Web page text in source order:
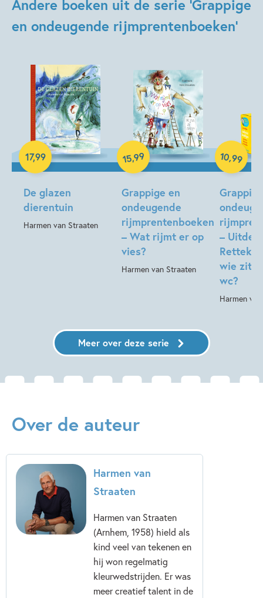
Kenmerken van dit boek
Beginnende lezer & AVI boeken
Familie & gezin
Humor
Prentenboeken
Spelen & leren
Tegenstellingen
Harmen van Straaten
Andere boeken uit de serie 'Grappige
en ondeugende rijmprentenboeken'
De glazen
dierentuin
Harmen van Straaten
17,99
Hardcover
Grappige en
ondeugende
rijmprentenboeken
– Wat rijmt er op
vies?
Harmen van Straaten
15,99
Hardcover
–
wie zit
wc?
Harmen
10,99
Meer over deze serie
Over de auteur
Harmen van
Straaten
Harmen van Straaten
(Arnhem, 1958) hield als
kind veel van tekenen en
hij won regelmatig
kleurwedstrijden. Er was
meer creatief talent in de